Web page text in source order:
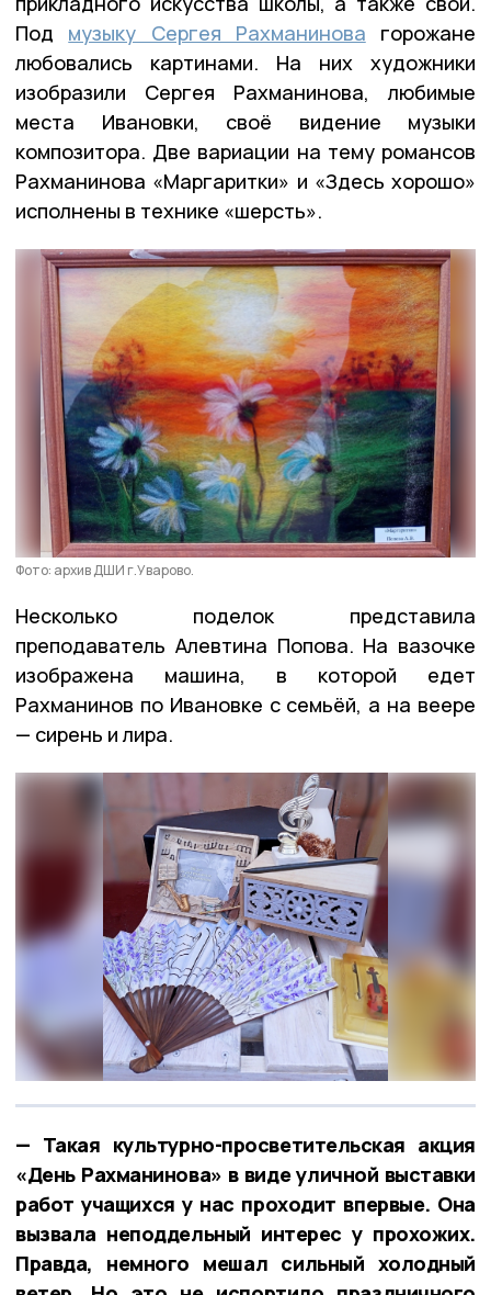
Под музыку Сергея Рахманинова горожане
любовались картинами. На них художники
изобразили Сергея Рахманинова, любимые
места Ивановки, своё видение музыки
композитора. Две вариации на тему романсов
Рахманинова «Маргаритки» и «Здесь хорошо»
исполнены в технике «шерсть».
Фото: архив ДШИ г.Уварово.
Несколько поделок представила
преподаватель Алевтина Попова. На вазочке
изображена машина, в которой едет
Рахманинов по Ивановке с семьёй, а на веере
— сирень и лира.
— Такая культурно-просветительская акция
«День Рахманинова» в виде уличной выставки
работ учащихся у нас проходит впервые. Она
вызвала неподдельный интерес у прохожих.
Правда, немного мешал сильный холодный